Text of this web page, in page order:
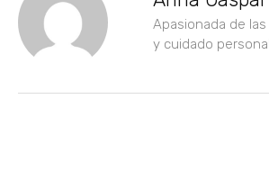
Apasionada de
y cuidado